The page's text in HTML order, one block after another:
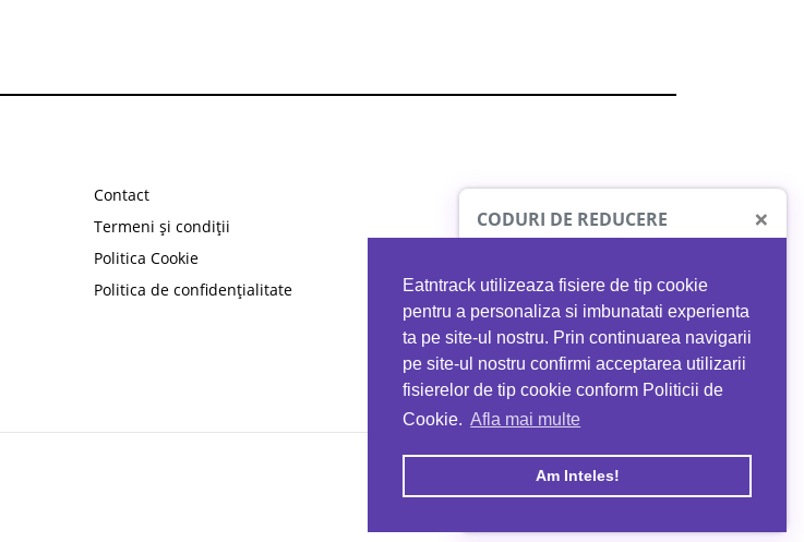
Eatntrack utilizeaza fisiere de tip cookie
pentru a personaliza si imbunatati experienta
ta pe site-ul nostru. Prin continuarea navigarii
pe site-ul nostru confirmi acceptarea utilizarii
fisierelor de tip cookie conform Politicii de
Cookie. Afla mai multe
Am Inteles!
Contact
Termeni și condiții
Politica Cookie
Politica de confidențialitate
CODURI DE REDUCERE ×
PROTO41
reducere la orice comandă
EATNTRACK
MYPROTEIN
Ai40%reducere la orice comandă
folosind codul EATTRACK